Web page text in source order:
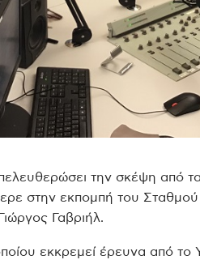
την σκέψη από
στην εκπομπή του
Γαβριήλ.
εκκρεμεί έρευνα από το